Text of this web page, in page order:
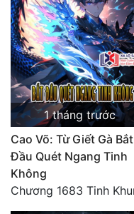
Ngự Thú
Truyện Nam
Truyện Nữ
Vô Địch Lưu
Xây Dựng Thế Lực
Đam Mỹ
Đẹp
1 tháng trước
Cao Võ: Từ Giết Gà Bắt
Đầu Quét Ngang Tinh
Không